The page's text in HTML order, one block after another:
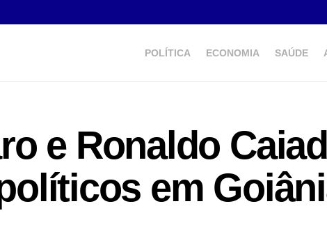
POLÍTICA ECONOMIA SAÚDE
e Ronaldo
em